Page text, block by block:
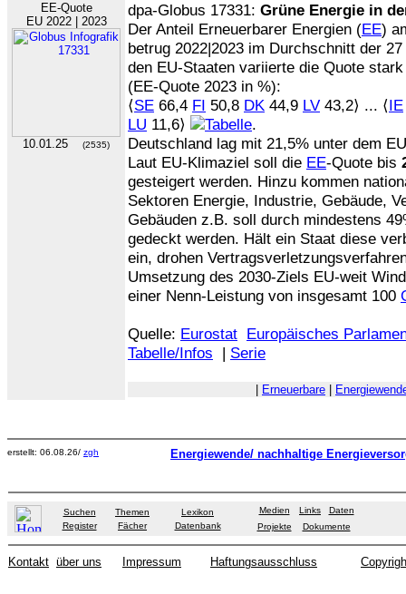
EE-Quote
EU 2022 | 2023
10.01.25 (2535)
dpa-Globus 17331: Grüne Energie in
Der Anteil Erneuerbarer Energien (EE)
betrug 2022|2023 im Durchschnitt der
den EU-Staaten variierte die Quote
(EE-Quote 2023 in %):
⟨SE 66,4 FI 50,8 DK 44,9 LV 43,2⟩ ... ⟨IE
LU 11,6⟩
.
Deutschland lag mit 21,5% unter dem
Laut EU-Klimaziel soll die EE-Quote bis
gesteigert werden. Hinzu kommen
Sektoren Energie, Industrie, Gebäude,
Gebäuden z.B. soll durch mindestens
gedeckt werden. Hält ein Staat diese
ein, drohen
Umsetzung des 2030-Ziels EU-weit
einer Nenn-Leistung von insgesamt 100
Quelle: Eurostat Europäisches
Tabelle/Infos | Serie
Erneuerbare
erstellt: 06.08.26/ zgh Energiewende/ nachhaltige
Suchen Themen
Lexikon
Register
Fächer Datenbank
Medien Links
Daten
Projekte
Dokumente
Kontakt über uns Impressum Haftungsausschluss